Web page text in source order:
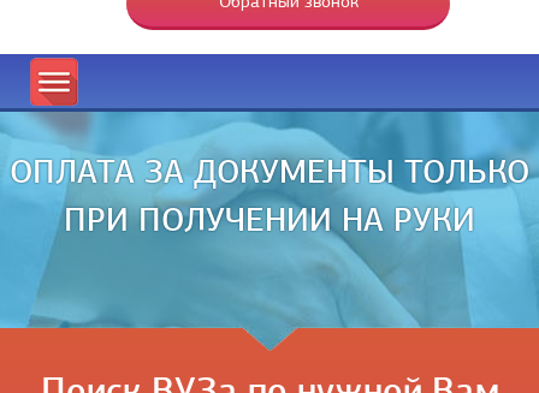
ОПЛАТА ЗА ДОКУМЕНТЫ ТОЛЬКО
ПРИ ПОЛУЧЕНИИ НА РУКИ